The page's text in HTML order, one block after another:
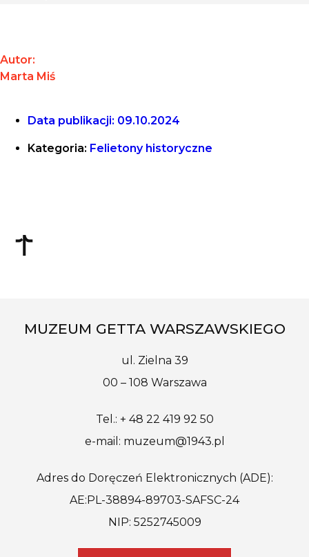
Autor:
Marta Miś
Data publikacji: 09.10.2024
Kategoria: Felietony historyczne
MUZEUM GETTA WARSZAWSKIEGO
ul. Zielna 39
00 – 108 Warszawa
Tel.: + 48 22 419 92 50
e-mail: muzeum@1943.pl
Adres do Doręczeń Elektronicznych (ADE):
AE:PL-38894-89703-SAFSC-24
NIP: 5252745009